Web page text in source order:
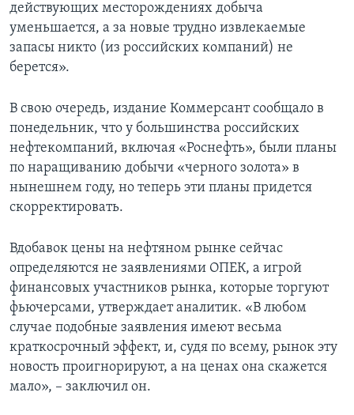
действующих месторождениях добыча
уменьшается, а за новые трудно извлекаемые
запасы никто (из российских компаний) не
берется».
В свою очередь, издание Коммерсант сообщало в
понедельник, что у большинства российских
нефтекомпаний, включая «Роснефть», были планы
по наращиванию добычи «черного золота» в
нынешнем году, но теперь эти планы придется
скорректировать.
Вдобавок цены на нефтяном рынке сейчас
определяются не заявлениями ОПЕК, а игрой
финансовых участников рынка, которые торгуют
фьючерсами, утверждает аналитик. «В любом
случае подобные заявления имеют весьма
краткосрочный эффект, и, судя по всему, рынок эту
новость проигнорируют, а на ценах она скажется
мало», – заключил он.